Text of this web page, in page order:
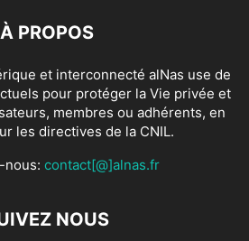
À PROPOS
et interconnecté alNas use de
pour protéger la Vie privée et
membres ou adhérents, en
les directives de la CNIL.
nous: contact[@]alnas.fr
NOUS